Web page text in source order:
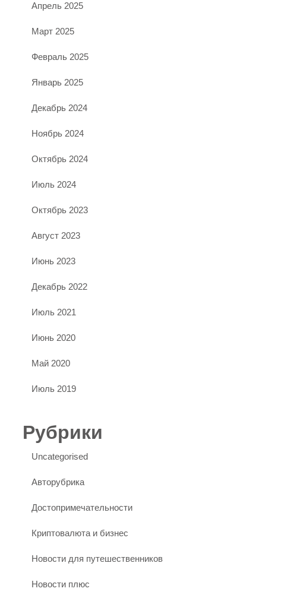
Апрель 2025
Март 2025
Февраль 2025
Январь 2025
Декабрь 2024
Ноябрь 2024
Октябрь 2024
Июль 2024
Октябрь 2023
Август 2023
Июнь 2023
Декабрь 2022
Июль 2021
Июнь 2020
Май 2020
Июль 2019
Рубрики
Uncategorised
Авторубрика
Достопримечательности
Криптовалюта и бизнес
Новости для путешественников
Новости плюс